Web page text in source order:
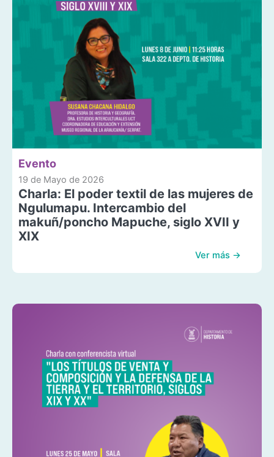
Evento
19 de Mayo de 2026
Charla: El poder textil de las mujeres de
Ngulumapu. Intercambio del
makuñ/poncho Mapuche, siglo XVII y
XIX
Ver más →